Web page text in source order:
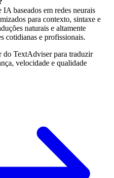
baseados em redes neurais
para contexto, sintaxe e
naturais e altamente
cotidianas e profissionais.
do TextAdviser para traduzir
velocidade e qualidade